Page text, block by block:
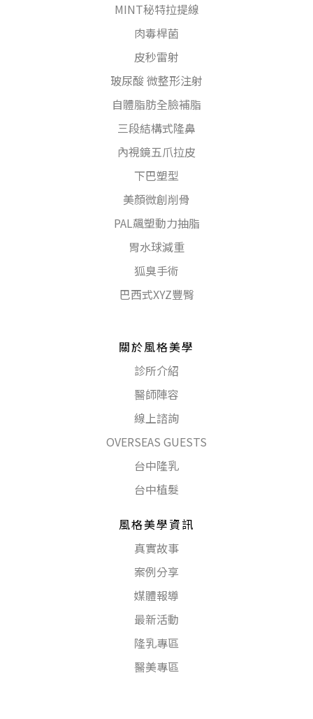
MINT秘特拉提線
肉毒桿菌
皮秒雷射
玻尿酸 微整形注射
自體脂肪全臉補脂
三段結構式隆鼻
內視鏡五爪拉皮
下巴塑型
美顏微創削骨
PAL飆塑動力抽脂
胃水球減重
狐臭手術
巴西式XYZ豐臀
關於風格美學
診所介紹
醫師陣容
線上諮詢
OVERSEAS GUESTS
台中隆乳
台中植髮
風格美學資訊
真實故事
案例分享
媒體報導
最新活動
隆乳專區
醫美專區